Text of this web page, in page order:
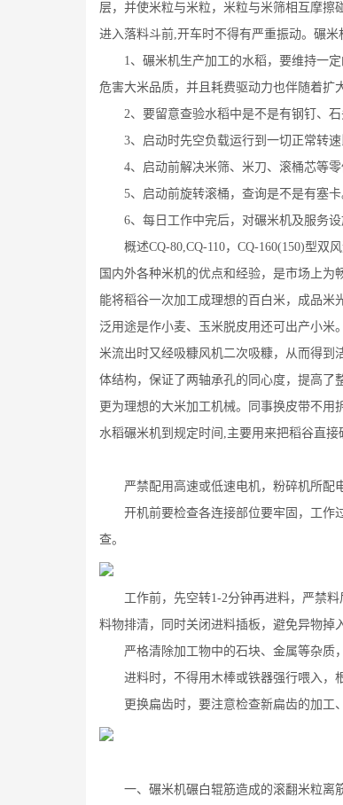
层，并使米粒与米粒，米粒与米筛相互摩
进入落料斗前,开车时不得有严重振动。碾
1、碾米机生产加工的水稻，要维持一定
危害大米品质，并且耗费驱动力也伴随着扩
2、要留意查验水稻中是不是有钢钉、石
3、启动时先空负载运行到一切正常转速
4、启动前解决米筛、米刀、滚桶芯等零
5、启动前旋转滚桶，查询是不是有塞卡
6、每日工作中完后，对碾米机及服务设
概述CQ-80,CQ-110，CQ-160(150)型双
国内外各种米机的优点和经验，是市场上
能将稻谷一次加工成理想的百白米，成品
泛用途是作小麦、玉米脱皮用还可出产小米
米流出时又经吸糠风机二次吸糠，从而得到
体结构，保证了两轴承孔的同心度，提高了
更为理想的大米加工机械。同事换皮带不
水稻碾米机到规定时间,主要用来把稻谷直接
严禁配用高速或低速电机，粉碎机所配电
开机前要检查各连接部位要牢固，工作
查。
工作前，先空转1-2分钟再进料，严禁料
料物排清，同时关闭进料插板，避免异物掉
严格清除加工物中的石块、金属等杂质，
进料时，不得用木棒或铁器强行喂入，根
更换扁齿时，要注意检查新扁齿的加工、
一、碾米机碾白辊筋造成的滚翻米粒离筋